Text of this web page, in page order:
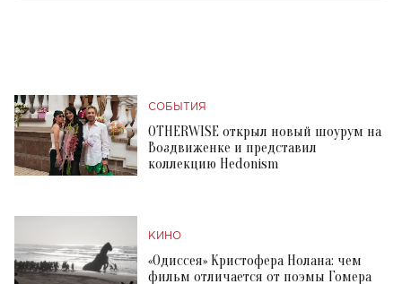
СОБЫТИЯ
OTHERWISE открыл новый шоурум на
Воздвиженке и представил
коллекцию Hedonism
КИНО
«Одиссея» Кристофера Нолана: чем
фильм отличается от поэмы Гомера